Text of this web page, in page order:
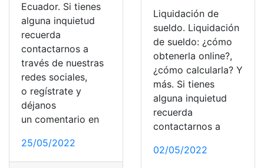
Ecuador. Si tienes
alguna inquietud
recuerda
contactarnos a
través de nuestras
redes sociales,
o regístrate y
déjanos
un comentario en
25/05/2022
Liquidación de
sueldo. Liquidación
de sueldo: ¿cómo
obtenerla online?,
¿cómo calcularla? Y
más. Si tienes
alguna inquietud
recuerda
contactarnos a
02/05/2022